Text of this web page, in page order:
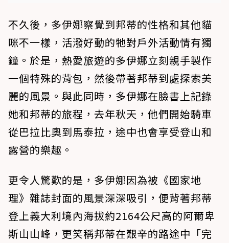
不久後，多伊娜察覺到邦蒂的性格和其他貓
咪不一樣，活潑好動的牠對戶外活動情有獨
鐘。於是，熱愛旅遊的多伊娜立刻親手製作
一個特殊的背包，然後帶著邦蒂到處探索美
麗的風景。與此同時，多伊娜在臉書上記錄
她和邦蒂的旅程，去年秋天，他們開始騎車
從巴拉比奧到馬泰拉，途中也會享受登山和
露營的樂趣。
更令人驚歎的是，多伊娜因為被《國家地
理》雜誌封面的風景深深吸引，便背著邦蒂
登上義大利境內海拔約2164公尺高的阿爾卑
斯山山峰，更笑稱邦蒂在艱辛的路途中「完